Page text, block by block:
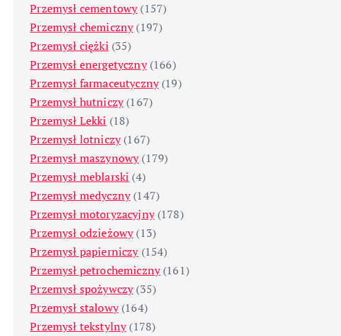
Przemysł cementowy(157)
Przemysł chemiczny(197)
Przemysł ciężki (35)
Przemysł energetyczny(166)
Przemysł farmaceutyczny(19)
Przemysł hutniczy(167)
Przemysł Lekki (18)
Przemysł lotniczy(167)
Przemysł maszynowy(179)
Przemysł meblarski (4)
Przemysł medyczny(147)
Przemysł motoryzacyjny(178)
Przemysł odzieżowy(13)
Przemysł papierniczy(154)
Przemysł petrochemiczny(161)
Przemysł spożywczy(35)
Przemysł stalowy(164)
Przemysł tekstylny(178)